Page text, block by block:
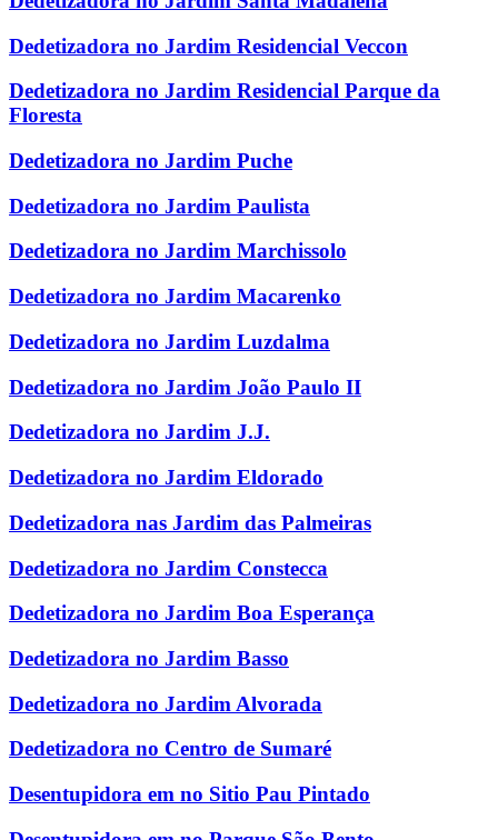
Dedetizadora no Jardim Residencial Veccon
Dedetizadora no Jardim Residencial Parque da
Floresta
Dedetizadora no Jardim Puche
Dedetizadora no Jardim Paulista
Dedetizadora no Jardim Marchissolo
Dedetizadora no Jardim Macarenko
Dedetizadora no Jardim Luzdalma
Dedetizadora no Jardim João Paulo II
Dedetizadora no Jardim J.J.
Dedetizadora no Jardim Eldorado
Dedetizadora nas Jardim das Palmeiras
Dedetizadora no Jardim Constecca
Dedetizadora no Jardim Boa Esperança
Dedetizadora no Jardim Basso
Dedetizadora no Jardim Alvorada
Dedetizadora no Centro de Sumaré
Desentupidora em no Sitio Pau Pintado